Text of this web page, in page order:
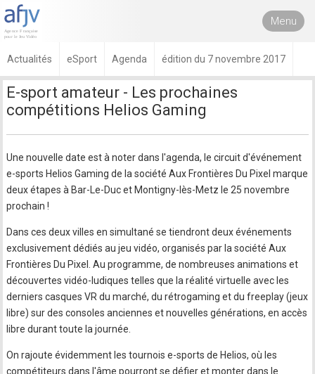
Menu
Actualités eSport Agenda édition du 7 novembre 2017
E-sport amateur - Les prochaines
compétitions Helios Gaming
Une nouvelle date est à noter dans l'agenda, le circuit d'événement
e-sports Helios Gaming de la société Aux Frontières Du Pixel marque
deux étapes à Bar-Le-Duc et Montigny-lès-Metz le 25 novembre
prochain !
Dans ces deux villes en simultané se tiendront deux événements
exclusivement dédiés au jeu vidéo, organisés par la société Aux
Frontières Du Pixel. Au programme, de nombreuses animations et
découvertes vidéo-ludiques telles que la réalité virtuelle avec les
derniers casques VR du marché, du rétrogaming et du freeplay (jeux
libre) sur des consoles anciennes et nouvelles générations, en accès
libre durant toute la journée.
On rajoute évidemment les tournois e-sports de Helios, où les
compétiteurs dans l'âme pourront se défier et monter dans le